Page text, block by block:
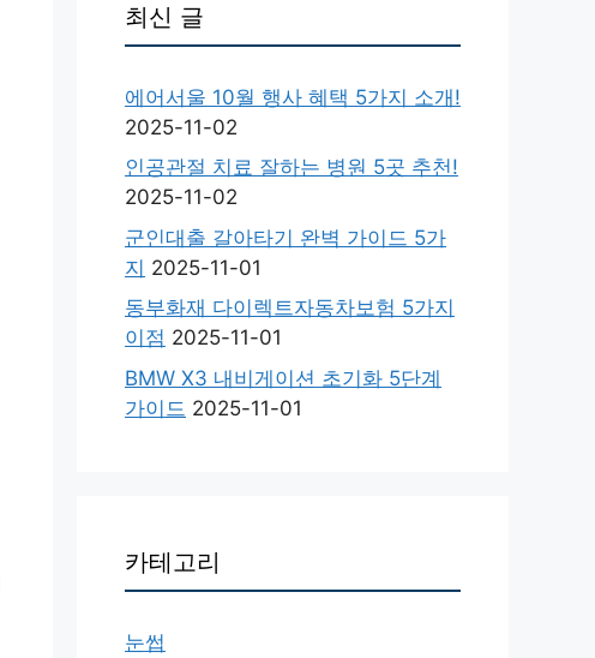
최신 글
에어서울 10월 행사 혜택 5가지 소개!
2025-11-02
인공관절 치료 잘하는 병원 5곳 추천!
2025-11-02
군인대출 갈아타기 완벽 가이드 5가
지 2025-11-01
동부화재 다이렉트자동차보험 5가지
이점 2025-11-01
BMW X3 내비게이션 초기화 5단계
가이드 2025-11-01
카테고리
눈썹